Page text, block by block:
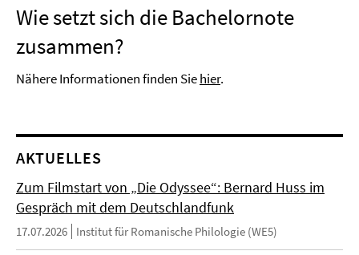
Wie setzt sich die Bachelornote
zusammen?
Nähere Informationen finden Siehier.
AKTUELLES
Zum Filmstart von „Die Odyssee“: Bernard Huss im
Gespräch mit dem Deutschlandfunk
17.07.2026 Institut für Romanische Philologie (WE5)